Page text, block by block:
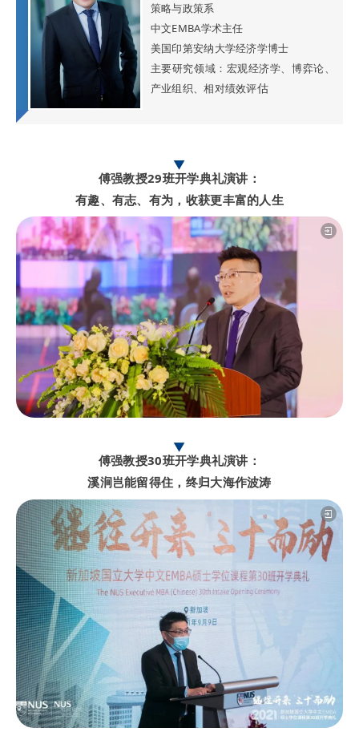
策略与政策系
中文EMBA学术主任
美国印第安纳大学经济学博士
主要研究领域：宏观经济学、博弈论、
产业组织、相对绩效评估
▼
傅强教授29班开学典礼演讲：
有趣、有志、有为，收获更丰富的人生
▼
傅强教授30班开学典礼演讲：
溪涧岂能留得住，终归大海作波涛